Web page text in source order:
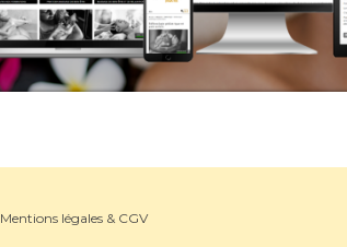
Mentions légales & CGV